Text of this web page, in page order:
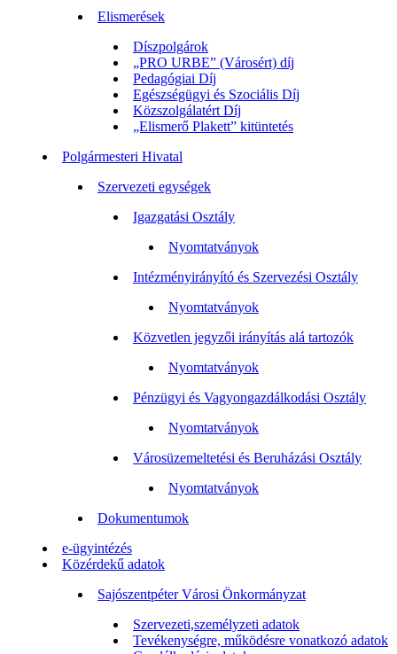
Elismerések
Díszpolgárok
„PRO URBE” (Városért) díj
Pedagógiai Díj
Egészségügyi és Szociális Díj
Közszolgálatért Díj
„Elismerő Plakett” kitüntetés
Polgármesteri Hivatal
Szervezeti egységek
Igazgatási Osztály
Nyomtatványok
Intézményirányító és Szervezési Osztály
Nyomtatványok
Közvetlen jegyzői irányítás alá tartozók
Nyomtatványok
Pénzügyi és Vagyongazdálkodási Osztály
Nyomtatványok
Városüzemeltetési és Beruházási Osztály
Nyomtatványok
Dokumentumok
e-ügyintézés
Közérdekű adatok
Sajószentpéter Városi Önkormányzat
Szervezeti,személyzeti adatok
Tevékenységre, működésre vonatkozó adatok